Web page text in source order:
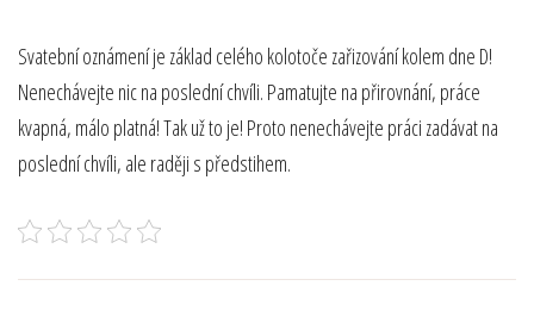
Svatební oznámení je základ celého kolotoče zařizování kolem dne D!
Nenechávejte nic na poslední chvíli. Pamatujte na přirovnání, práce
kvapná, málo platná! Tak už to je! Proto nenechávejte práci zadávat na
poslední chvíli, ale raději s předstihem.